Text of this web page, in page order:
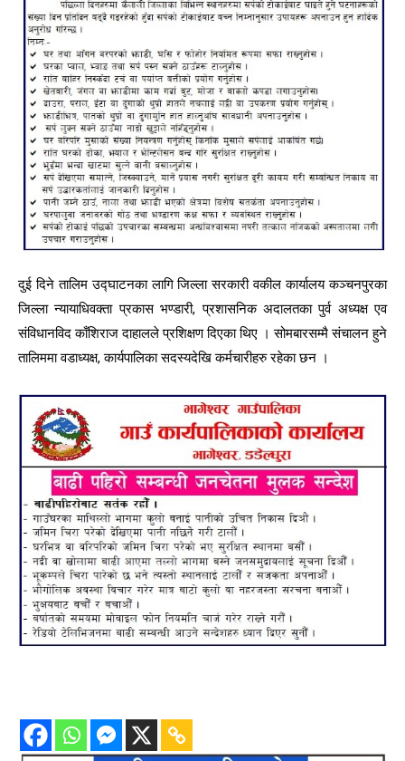
दुई दिने तालिम उद्घाटनका लागि जिल्ला सरकारी वकील कार्यालय कञ्चनपुरका
जिल्ला न्यायाधिवक्ता प्रकास भण्डारी, प्रशासनिक अदालतका पुर्व अध्यक्ष एव
संविधानविद काँशिराज दाहालले प्रशिक्षण दिएका थिए । सोमबारसम्मै संचालन हुने
तालिममा वडाध्यक्ष, कार्यपालिका सदस्यदेखि कर्मचारीहरु रहेका छन ।